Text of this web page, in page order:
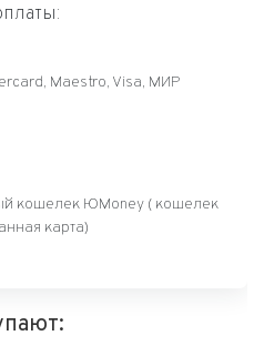
Maestro, Visa, МИР
кошелек ЮMoney ( кошелек
карта)